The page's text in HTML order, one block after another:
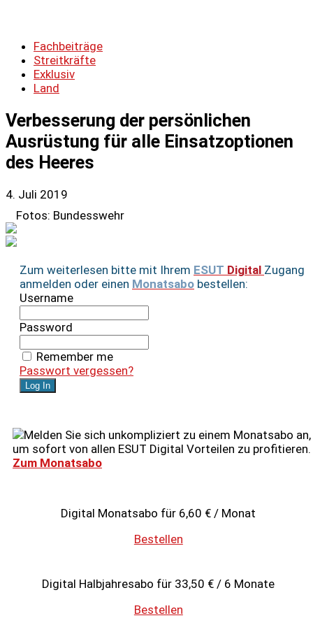
Fachbeiträge
Streitkräfte
Exklusiv
Land
Verbesserung der persönlichen
Ausrüstung für alle Einsatzoptionen
des Heeres
4. Juli 2019
Fotos: Bundesswehr
Zum weiterlesen bitte mit Ihrem ESUT Digital Zugang
anmelden oder einen Monatsabo bestellen:
Username
Password
Remember me
Passwort vergessen?
Melden Sie sich unkompliziert zu einem Monatsabo an,
um sofort von allen ESUT Digital Vorteilen zu profitieren.
Zum Monatsabo
Digital Monatsabo für 6,60 € / Monat
Bestellen
Digital Halbjahresabo für 33,50 € / 6 Monate
Bestellen